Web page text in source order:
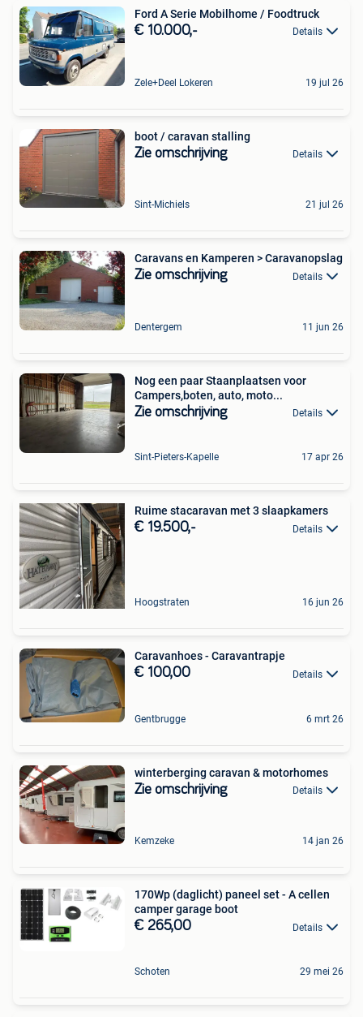
Ford A Serie Mobilhome / Foodtruck
€ 10.000,- Details
Zele+Deel Lokeren 19 jul 26
boot / caravan stalling
Zie omschrijving Details
Sint-Michiels 21 jul 26
Caravans en Kamperen > Caravanopslag
Zie omschrijving Details
Dentergem 11 jun 26
Nog een paar Staanplaatsen voor
Campers,boten, auto, moto...
Zie omschrijving Details
Sint-Pieters-Kapelle 17 apr 26
Ruime stacaravan met 3 slaapkamers
€ 19.500,- Details
Hoogstraten 16 jun 26
Caravanhoes - Caravantrapje
€ 100,00 Details
Gentbrugge 6 mrt 26
winterberging caravan & motorhomes
Zie omschrijving Details
Kemzeke 14 jan 26
170Wp (daglicht) paneel set - A cellen
camper garage boot
€ 265,00 Details
Schoten 29 mei 26